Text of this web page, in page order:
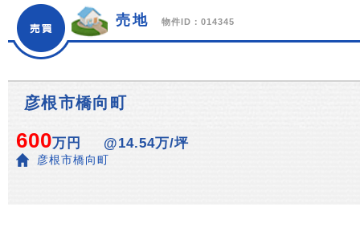
売地 物件ID：014345
彦根市橋向町
600万円 @14.54万/坪
彦根市橋向町